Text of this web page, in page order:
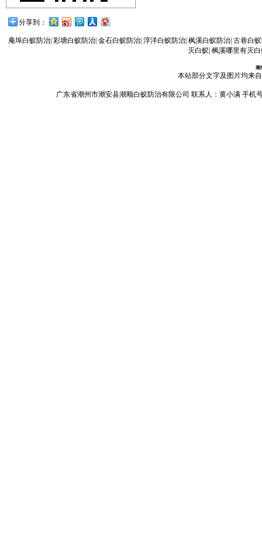
分享到：
庵埠白蚁防治| 彩塘白蚁防治| 金石白蚁防治| 浮洋白蚁防治| 枫溪白蚁防治| 古巷白
灭白蚁 枫溪哪里有灭白
潮
本站部分文字及图片均来
广东省潮州市潮安县潮顺白蚁防治有限公司 联系人：黄小满 手机